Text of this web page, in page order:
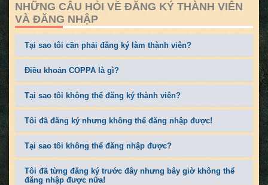
NHỮNG CÂU HỎI VỀ ĐĂNG KÝ THÀNH VIÊN
VÀ ĐĂNG NHẬP
Tại sao tôi cần phải đăng ký làm thành viên?
Điều khoản COPPA là gì?
Tại sao tôi không thể đăng ký thành viên?
Tôi đã đăng ký nhưng không thể đăng nhập được!
Tại sao tôi không thể đăng nhập được?
Tôi đã từng đăng ký trước đây nhưng bây giờ không thể
đăng nhập được nữa!